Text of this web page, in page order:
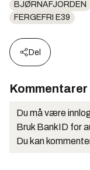
BJØRNAFJORDEN
FERGEFRI E39
Del
Kommentarer
Du må være
Bruk BankID for
Du kan